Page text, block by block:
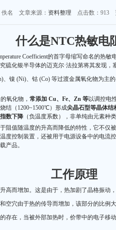
佚名 文章来源： 资料整理 点击数： 913
什么是NTC热敏电
Coefficient的首字母缩写命名的热
硫化银半导体的迈克尔·法拉第将其发现，
、镍 (Ni)、钴 (Co) 等过渡金属氧化物为主
氧化物， 常添加 Cu、Fe、Zn 等以调控电
结（1200~1500℃）形成尖晶石型等晶体结
指数下降 （负温度系数），非单纯由元素种
阻值随温度的升高而降低的特性，它不仅
度控制装置，还被用于电源设备中的电流
产品。
工作原理
高而增加。这是由于，热加剧了晶格振动
空穴由于热的传导而增加，该部分的比例
存在，当被外部加热时，价带中的电子移